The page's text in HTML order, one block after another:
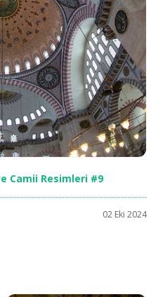
Camii Resimleri #9
02 Eki 2024